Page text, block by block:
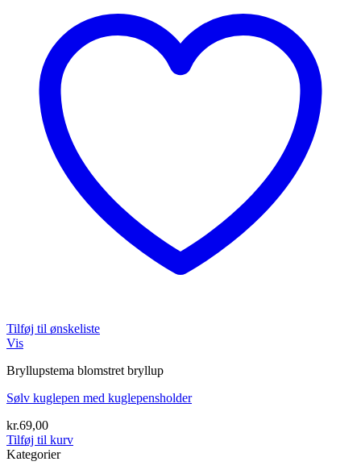
Tilføj til ønskeliste
Vis
Bryllupstema blomstret bryllup
Sølv kuglepen med kuglepensholder
kr.69,00
Tilføj til kurv
Kategorier